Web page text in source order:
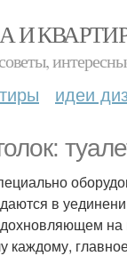
И
идеи
в
каждому,